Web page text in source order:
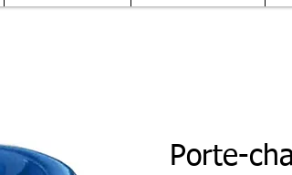
Porte-